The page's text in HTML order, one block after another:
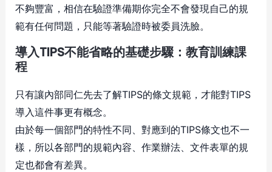
不夠豐富，相信在驗證準備期你完全不會發現自己的規
範有任何問題，只能等著驗證時被委員洗臉。
導入TIPS不能省略的基礎步驟：教育訓練課
程
只有讓內部同仁先去了解TIPS的條文規範，才能對TIPS
導入這件事更有概念。
由於每一個部門的特性不同、對應到的TIPS條文也不一
樣，所以各部門的規範內容、作業辦法、文件表單的規
定也都會有差異。